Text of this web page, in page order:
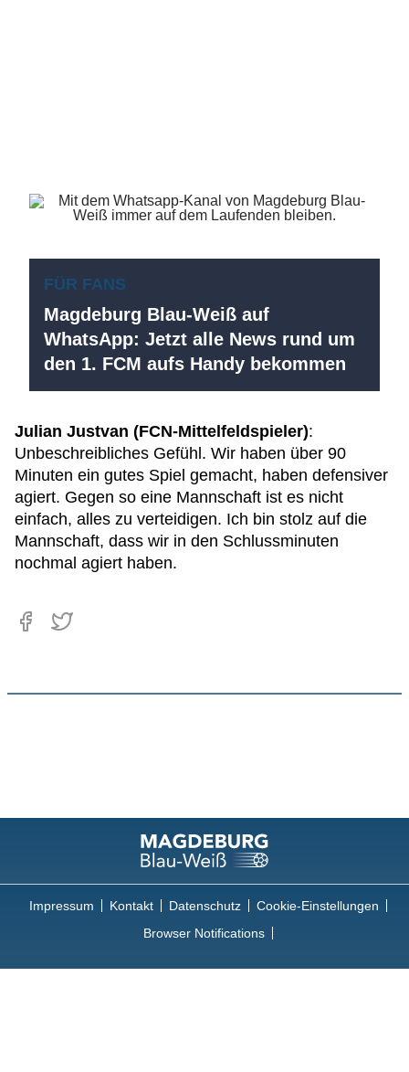
FÜR FANS
Magdeburg Blau-Weiß auf
WhatsApp: Jetzt alle News rund um
den 1. FCM aufs Handy bekommen
Julian Justvan (FCN-Mittelfeldspieler):
Unbeschreibliches Gefühl. Wir haben über 90
Minuten ein gutes Spiel gemacht, haben defensiver
agiert. Gegen so eine Mannschaft ist es nicht
einfach, alles zu verteidigen. Ich bin stolz auf die
Mannschaft, dass wir in den Schlussminuten
nochmal agiert haben.
Impressum Kontakt Datenschutz
Cookie-Einstellungen
Browser Notifications